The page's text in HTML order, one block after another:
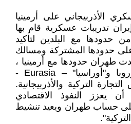
الأذربيجاني على أرمينيا
إيران تدريبات عسكرية قام بها
حدودها مع البلدين لتأكيد
حدودها المشتركة ومسالك
طهران حدودها مع أرمينيا ،
فإن تجارة إيران مع أوروبا و"أوراسيا" – Eurasia -
التركية والأذربيجانية.
يعزز النفوذ الاقتصادي
حساب طهران ويعيد تنشيط